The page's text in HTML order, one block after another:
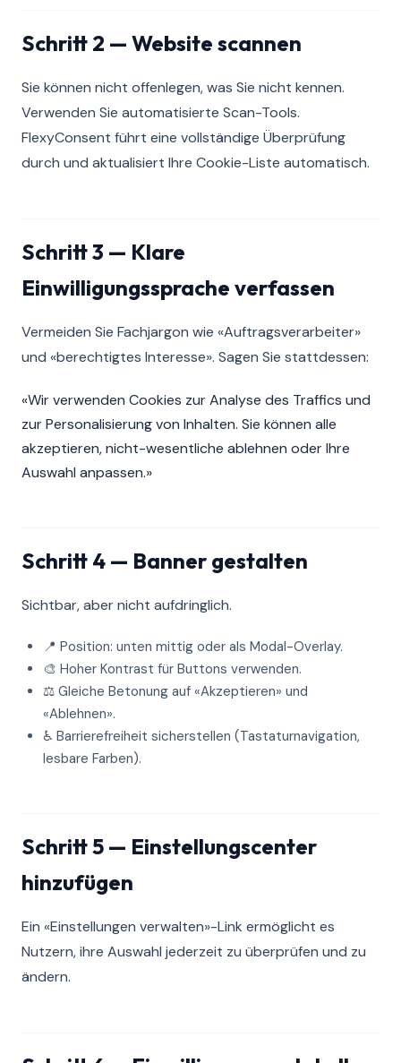
Schritt 2 — Website scannen
Sie können nicht offenlegen, was Sie nicht kennen.
Verwenden Sie automatisierte Scan-Tools.
FlexyConsent führt eine vollständige Überprüfung
durch und aktualisiert Ihre Cookie-Liste automatisch.
Schritt 3 — Klare
Einwilligungssprache verfassen
Vermeiden Sie Fachjargon wie «Auftragsverarbeiter»
und «berechtigtes Interesse». Sagen Sie stattdessen:
«Wir verwenden Cookies zur Analyse des Traffics und
zur Personalisierung von Inhalten. Sie können alle
akzeptieren, nicht-wesentliche ablehnen oder Ihre
Auswahl anpassen.»
Schritt 4 — Banner gestalten
Sichtbar, aber nicht aufdringlich.
📍 Position: unten mittig oder als Modal-Overlay.
🎨 Hoher Kontrast für Buttons verwenden.
⚖️ Gleiche Betonung auf «Akzeptieren» und
«Ablehnen».
♿ Barrierefreiheit sicherstellen (Tastaturnavigation,
lesbare Farben).
Schritt 5 — Einstellungscenter
hinzufügen
Ein «Einstellungen verwalten»-Link ermöglicht es
Nutzern, ihre Auswahl jederzeit zu überprüfen und zu
ändern.